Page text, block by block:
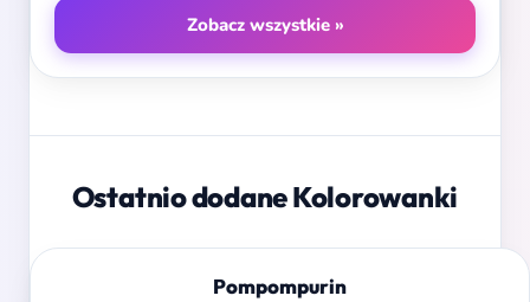
Zobacz wszystkie »
Ostatnio dodane Kolorowanki
Pompompurin